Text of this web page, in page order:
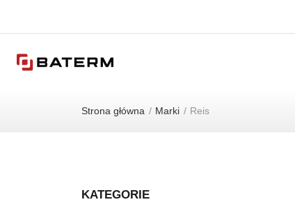
Strona główna Marki Reis
KATEGORIE